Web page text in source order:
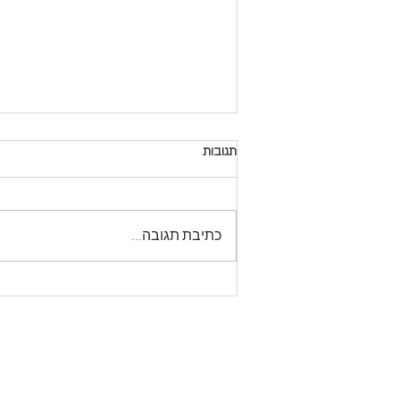
תגובות
כתיבת תגובה...